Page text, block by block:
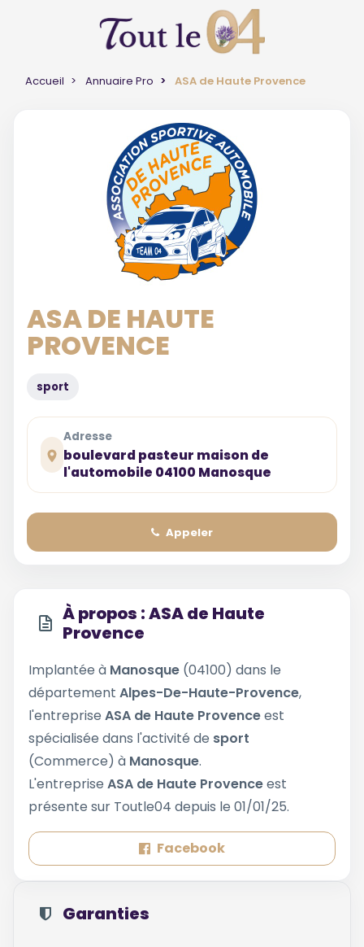
Accueil Annuaire Pro ASA de Haute Provence
ASA DE HAUTE
PROVENCE
sport
Adresse
boulevard pasteur maison de
l'automobile 04100 Manosque
Appeler
À propos : ASA de Haute
Provence
Implantée à Manosque (04100) dans le
département Alpes-De-Haute-Provence,
l'entreprise ASA de Haute Provenceest
spécialisée dans l'activité de sport
(Commerce) à Manosque.
L'entreprise ASA de Haute Provenceest
présente sur Toutle04 depuis le 01/01/25.
Facebook
Garanties